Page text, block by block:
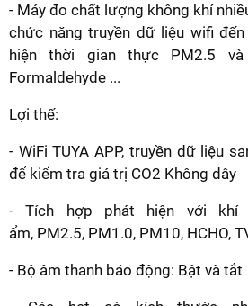
- Máy đo chất lượng không khí
chức năng truyền dữ liệu wifi đến
hiện thời gian thực PM2.5
Formaldehyde ...
Lợi thế:
- WiFi TUYA APP, truyền dữ liệu
để kiểm tra giá trị CO2 Không dây
- Tích hợp phát hiện với khí
ẩm, PM2.5, PM1.0, PM10, HCHO,
- Bộ âm thanh báo động: Bật và tắt